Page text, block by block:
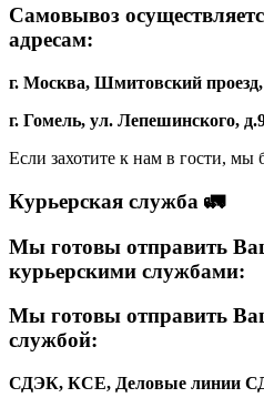
Самовывоз
адресам:
г. Москва, Шмитовский проезд,
г. Гомель, ул. Лепешинского,
Если захотите к нам в гости, мы
Курьерская служба 🚛
Мы готовы отправить
курьерскими службами:
Мы готовы отправить
службой:
СДЭК, КСЕ, Деловые линии